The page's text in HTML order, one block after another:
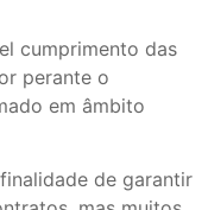
cumprimento das
perante o
em âmbito
de garantir